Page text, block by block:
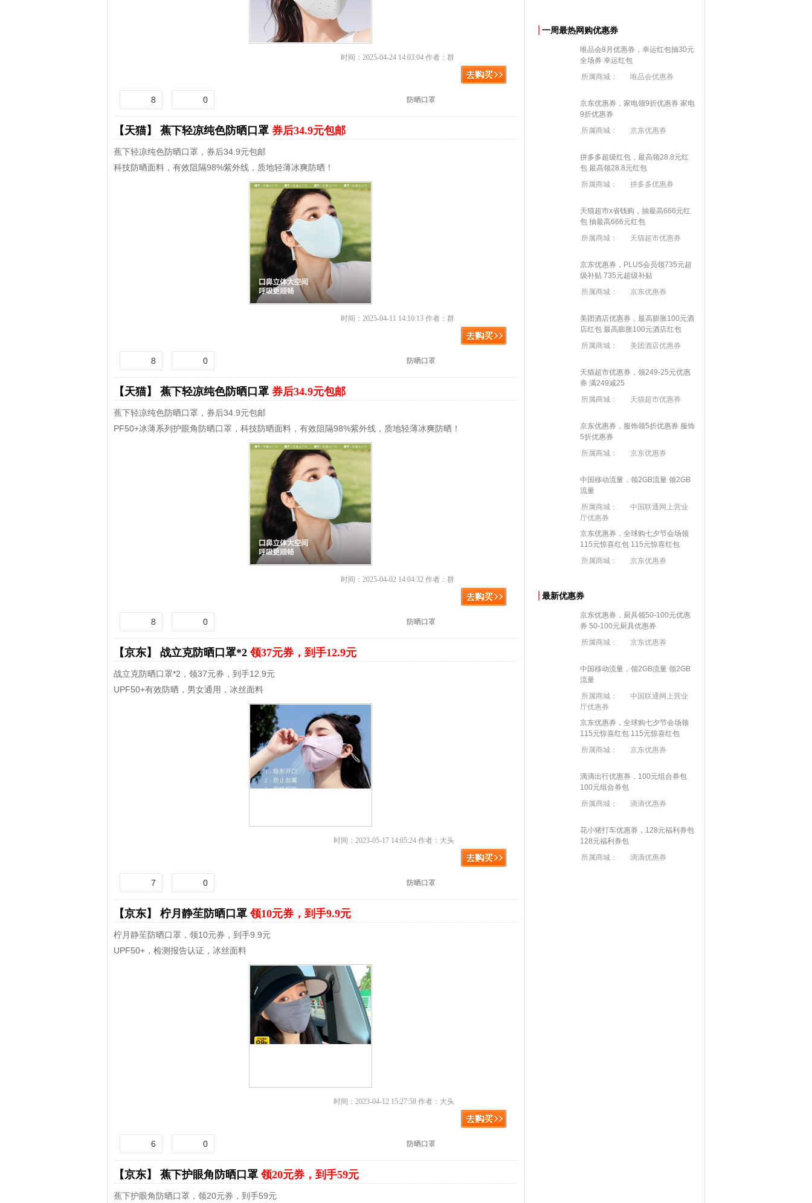
时间：2025-04-24 14:03:04 作者：群
8 0 防晒口罩
【天猫】 蕉下轻凉纯色防晒口罩 券后34.9元包邮
蕉下轻凉纯色防晒口罩，券后34.9元包邮
科技防晒面料，有效阻隔98%紫外线，质地轻薄冰爽防晒！
时间：2025-04-11 14:10:13 作者：群
8 0 防晒口罩
【天猫】 蕉下轻凉纯色防晒口罩 券后34.9元包邮
蕉下轻凉纯色防晒口罩，券后34.9元包邮
PF50+冰薄系列护眼角防晒口罩，科技防晒面料，有效阻隔98%紫外线，质地轻薄冰爽防晒！
时间：2025-04-02 14:04:32 作者：群
8 0 防晒口罩
【京东】 战立克防晒口罩*2领37元券，到手12.9元
战立克防晒口罩*2，领37元券，到手12.9元
UPF50+有效防晒，男女通用，冰丝面料
时间：2023-05-17 14:05:24 作者：大头
7 0 防晒口罩
【京东】 柠月静苼防晒口罩领10元券，到手9.9元
柠月静苼防晒口罩，领10元券，到手9.9元
UPF50+，检测报告认证，冰丝面料
时间：2023-04-12 15:27:58 作者：大头
6 0 防晒口罩
【京东】 蕉下护眼角防晒口罩领20元券，到手59元
蕉下护眼角防晒口罩，领20元券，到手59元
一周最热网购优惠券
唯品会8月优惠券，幸运红包抽30元
全场券 幸运红包
所属商城：
唯品会优惠券
京东优惠券，家电领9折优惠券 家电
9折优惠券
所属商城：
京东优惠券
拼多多超级红包，最高领28.8元红
包 最高领28.8元红包
所属商城：
拼多多优惠券
天猫超市x省钱购，抽最高666元红
包 抽最高666元红包
所属商城：
天猫超市优惠券
京东优惠券，PLUS会员领735元超
级补贴 735元超级补贴
所属商城：
京东优惠券
美团酒店优惠券，最高膨胀100元酒
店红包 最高膨胀100元酒店红包
所属商城：
美团酒店优惠券
天猫超市优惠券，领249-25元优惠
券 满249减25
所属商城：
天猫超市优惠券
京东优惠券，服饰领5折优惠券 服饰
5折优惠券
所属商城：
京东优惠券
中国移动流量，领2GB流量 领2GB
流量
所属商城：
中国联通网上营业
厅优惠券
京东优惠券，全球购七夕节会场领
115元惊喜红包 115元惊喜红包
所属商城：
京东优惠券
最新优惠券
京东优惠券，厨具领50-100元优惠
券 50-100元厨具优惠券
所属商城：
京东优惠券
中国移动流量，领2GB流量 领2GB
流量
所属商城：
中国联通网上营业
厅优惠券
京东优惠券，全球购七夕节会场领
115元惊喜红包 115元惊喜红包
所属商城：
京东优惠券
滴滴出行优惠券，100元组合券包
100元组合券包
所属商城：
滴滴优惠券
花小猪打车优惠券，128元福利券包
128元福利券包
所属商城：
滴滴优惠券